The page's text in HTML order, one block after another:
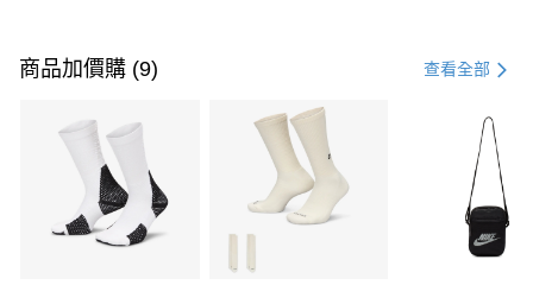
信用卡一次付款
3 期 0 利率 每期 21家銀行
合作金庫商業銀行
第一商業銀行
華南商業銀行
彰化商業銀行
上海商業儲蓄銀行
Apple Pay
商品加價購 (9) 查看全部